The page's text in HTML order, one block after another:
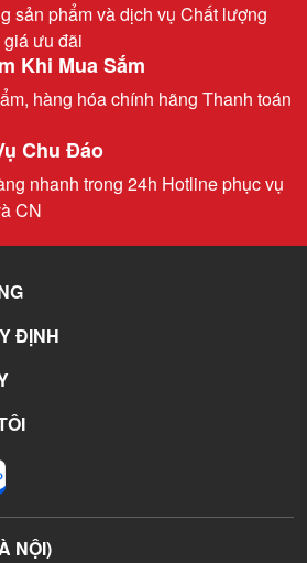
sản phẩm và dịch vụ Chất lượng
ưu đãi
Khi Mua Sắm
hàng hóa chính hãng Thanh toán
Chu Đáo
nhanh trong 24h Hotline phục vụ
CN
ĐỊNH
NỘI)